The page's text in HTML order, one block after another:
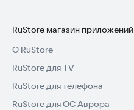
RuStore магазин приложений
О RuStore
RuStore для TV
RuStore для телефона
RuStore для ОС Аврора